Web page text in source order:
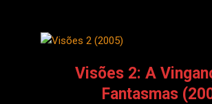
Visões 2: A
Fantasmas